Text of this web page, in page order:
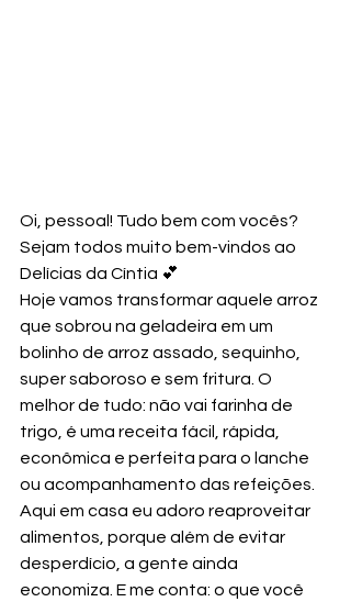
Oi, pessoal! Tudo bem com vocês?
Sejam todos muito bem-vindos ao
Delícias da Cíntia 💕
Hoje vamos transformar aquele arroz
que sobrou na geladeira em um
bolinho de arroz assado, sequinho,
super saboroso e sem fritura. O
melhor de tudo: não vai farinha de
trigo, é uma receita fácil, rápida,
econômica e perfeita para o lanche
ou acompanhamento das refeições.
Aqui em casa eu adoro reaproveitar
alimentos, porque além de evitar
desperdício, a gente ainda
economiza. E me conta: o que você